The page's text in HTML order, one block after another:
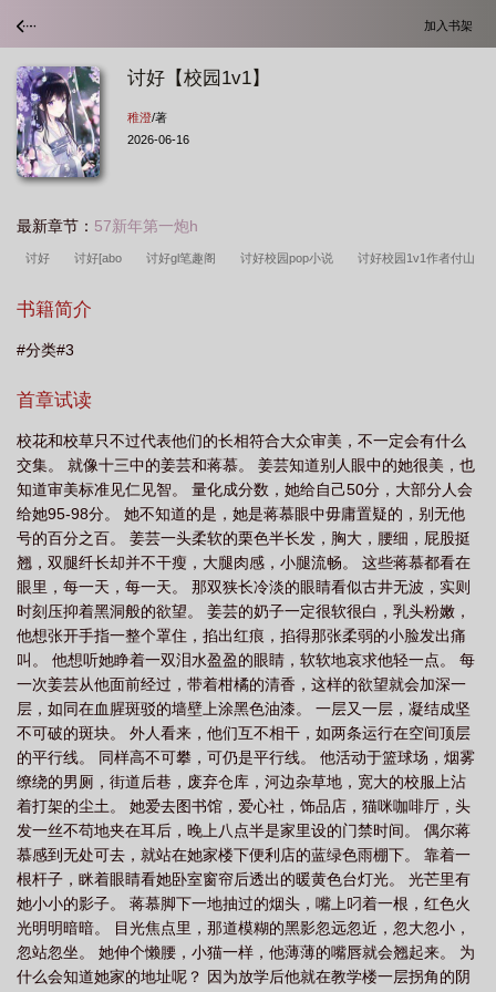
加入书架
讨好【校园1v1】
稚澄/著
2026-06-16
最新章节： 57新年第一炮h
讨好 讨好[abo 讨好gl笔趣阁 讨好校园pop小说 讨好校园1v1作者付山
书籍简介
#分类#3
首章试读
校花和校草只不过代表他们的长相符合大众审美，不一定会有什么
交集。 就像十三中的姜芸和蒋慕。 姜芸知道别人眼中的她很美，也
知道审美标准见仁见智。 量化成分数，她给自己50分，大部分人会
给她95-98分。 她不知道的是，她是蒋慕眼中毋庸置疑的，别无他
号的百分之百。 姜芸一头柔软的栗色半长发，胸大，腰细，屁股挺
翘，双腿纤长却并不干瘦，大腿肉感，小腿流畅。 这些蒋慕都看在
眼里，每一天，每一天。 那双狭长冷淡的眼睛看似古井无波，实则
时刻压抑着黑洞般的欲望。 姜芸的奶子一定很软很白，乳头粉嫩，
他想张开手指一整个罩住，掐出红痕，掐得那张柔弱的小脸发出痛
叫。 他想听她睁着一双泪水盈盈的眼睛，软软地哀求他轻一点。 每
一次姜芸从他面前经过，带着柑橘的清香，这样的欲望就会加深一
层，如同在血腥斑驳的墙壁上涂黑色油漆。 一层又一层，凝结成坚
不可破的斑块。 外人看来，他们互不相干，如两条运行在空间顶层
的平行线。 同样高不可攀，可仍是平行线。 他活动于篮球场，烟雾
缭绕的男厕，街道后巷，废弃仓库，河边杂草地，宽大的校服上沾
着打架的尘土。 她爱去图书馆，爱心社，饰品店，猫咪咖啡厅，头
发一丝不苟地夹在耳后，晚上八点半是家里设的门禁时间。 偶尔蒋
慕感到无处可去，就站在她家楼下便利店的蓝绿色雨棚下。 靠着一
根杆子，眯着眼睛看她卧室窗帘后透出的暖黄色台灯光。 光芒里有
她小小的影子。 蒋慕脚下一地抽过的烟头，嘴上叼着一根，红色火
光明明暗暗。 目光焦点里，那道模糊的黑影忽远忽近，忽大忽小，
忽站忽坐。 她伸个懒腰，小猫一样，他薄薄的嘴唇就会翘起来。 为
什么会知道她家的地址呢？ 因为放学后他就在教学楼一层拐角的阴